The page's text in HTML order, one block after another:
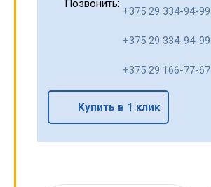
Позвонить:
+375 29 334-94-99
+375 29 334-94-99
+375 29 166-77-67
Купить в 1 клик